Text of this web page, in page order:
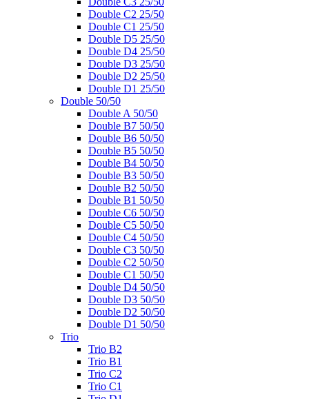
Double C2 25/50
Double C1 25/50
Double D5 25/50
Double D4 25/50
Double D3 25/50
Double D2 25/50
Double D1 25/50
Double 50/50
Double A 50/50
Double B7 50/50
Double B6 50/50
Double B5 50/50
Double B4 50/50
Double B3 50/50
Double B2 50/50
Double B1 50/50
Double C6 50/50
Double C5 50/50
Double C4 50/50
Double C3 50/50
Double C2 50/50
Double C1 50/50
Double D4 50/50
Double D3 50/50
Double D2 50/50
Double D1 50/50
Trio
Trio B2
Trio B1
Trio C2
Trio C1